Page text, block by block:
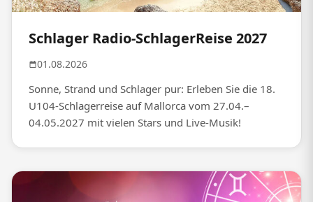
Schlager Radio-SchlagerReise 2027
01.08.2026
Sonne, Strand und Schlager pur: Erleben Sie die 18.
U104-Schlagerreise auf Mallorca vom 27.04.–
04.05.2027 mit vielen Stars und Live-Musik!